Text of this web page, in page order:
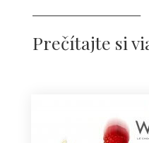
Prečítajte si